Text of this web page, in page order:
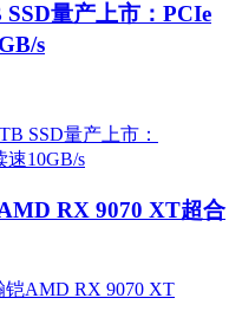
量产上市：PCIe
s
RX 9070 XT超合